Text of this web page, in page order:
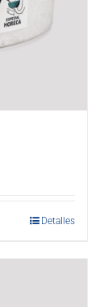
Detalles